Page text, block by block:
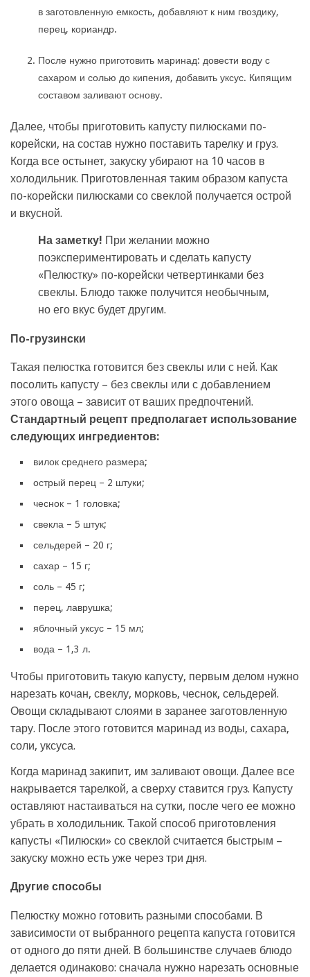
в заготовленную емкость, добавляют к ним гвоздику,
перец, кориандр.
После нужно приготовить маринад: довести воду с
сахаром и солью до кипения, добавить уксус. Кипящим
составом заливают основу.
Далее, чтобы приготовить капусту пилюсками по-
корейски, на состав нужно поставить тарелку и груз.
Когда все остынет, закуску убирают на 10 часов в
холодильник. Приготовленная таким образом капуста
по-корейски пилюсками со свеклой получается острой
и вкусной.
На заметку! При желании можно
поэкспериментировать и сделать капусту
«Пелюстку» по-корейски четвертинками без
свеклы. Блюдо также получится необычным,
но его вкус будет другим.
По-грузински
Такая пелюстка готовится без свеклы или с ней. Как
посолить капусту – без свеклы или с добавлением
этого овоща – зависит от ваших предпочтений.
Стандартный рецепт предполагает использование
следующих ингредиентов:
вилок среднего размера;
острый перец – 2 штуки;
чеснок – 1 головка;
свекла – 5 штук;
сельдерей – 20 г;
сахар – 15 г;
соль – 45 г;
перец, лаврушка;
яблочный уксус – 15 мл;
вода – 1,3 л.
Чтобы приготовить такую капусту, первым делом нужно
нарезать кочан, свеклу, морковь, чеснок, сельдерей.
Овощи складывают слоями в заранее заготовленную
тару. После этого готовится маринад из воды, сахара,
соли, уксуса.
Когда маринад закипит, им заливают овощи. Далее все
накрывается тарелкой, а сверху ставится груз. Капусту
оставляют настаиваться на сутки, после чего ее можно
убрать в холодильник. Такой способ приготовления
капусты «Пилюски» со свеклой считается быстрым –
закуску можно есть уже через три дня.
Другие способы
Пелюстку можно готовить разными способами. В
зависимости от выбранного рецепта капуста готовится
от одного до пяти дней. В большинстве случаев блюдо
делается одинаково: сначала нужно нарезать основные